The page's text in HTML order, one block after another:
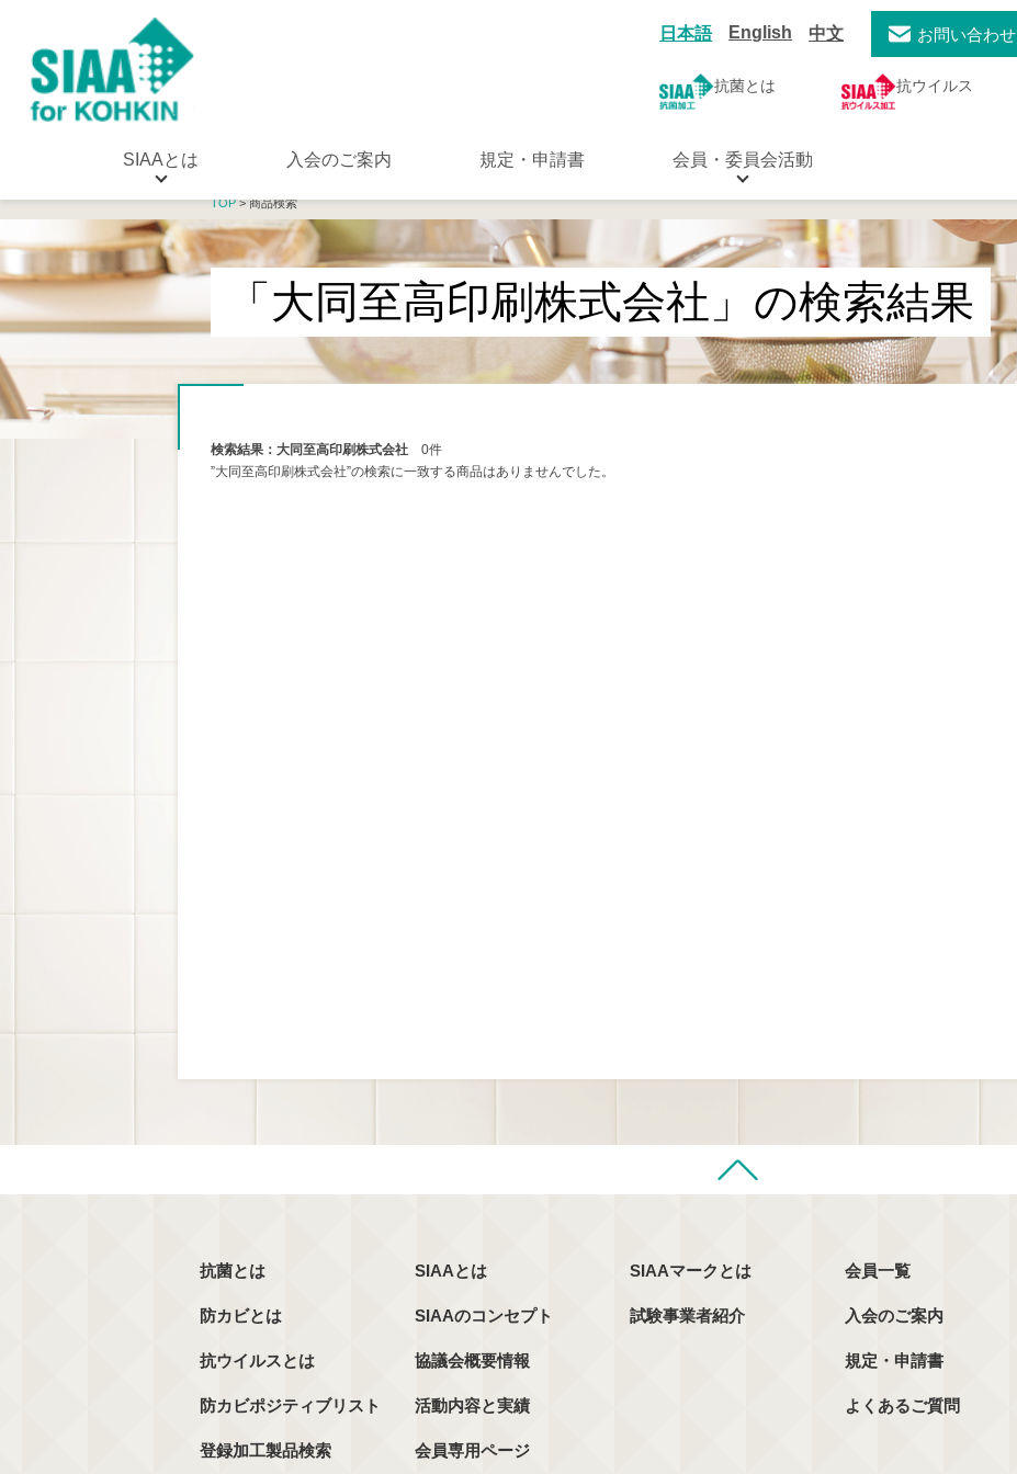
日本語 English 中文 お問い合わせ
抗菌とは 抗ウイルス
SIAAとは 入会のご案内 規定・申請書 会員・委員会活動
TOP> 商品検索
「大同至高印刷株式会社」の検索結果
検索結果：大同至高印刷株式会社 0件
”大同至高印刷株式会社”の検索に一致する商品はありませんでした。
抗菌とは
防カビとは
抗ウイルスとは
防カビポジティブリスト
登録加工製品検索
SIAAとは
SIAAのコンセプト
協議会概要情報
活動内容と実績
会員専用ページ
SIAAマークとは
試験事業者紹介
会員一覧
入会のご案内
規定・申請書
よくあるご質問